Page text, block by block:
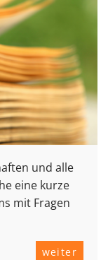
und alle
eine kurze
mit Fragen
weiter